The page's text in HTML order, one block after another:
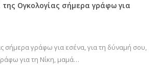
Ογκολογίας σήμερα γράφω για
σήμερα γράφω για εσένα, για τη δύναμή σου,
για τη Νίκη, μαμά…